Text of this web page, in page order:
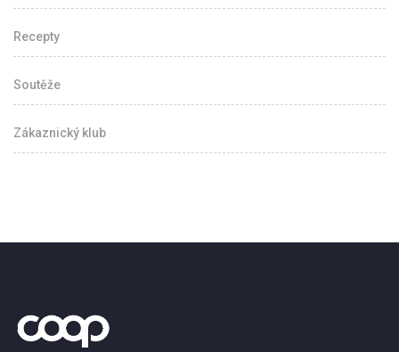
Recepty
Soutěže
Zákaznický klub